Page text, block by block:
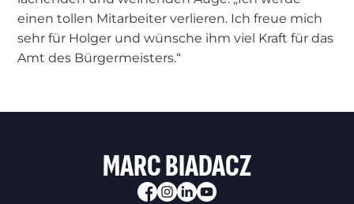
einen tollen Mitarbeiter verlieren. Ich freue mich
sehr für Holger und wünsche ihm viel Kraft für das
Amt des Bürgermeisters.“
MARC BIADACZ